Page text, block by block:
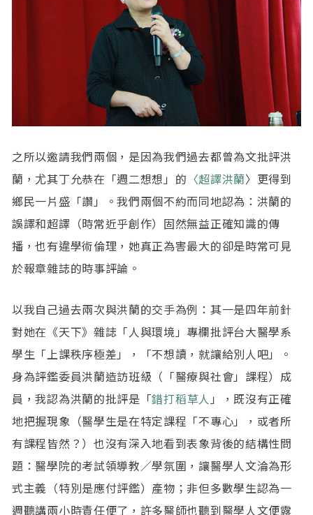
之所以邀請我們兩個，是因為我們過去都曾為文批評洪
蘭，尤其丁允恭在「週二想想」的 〈超譯洪蘭〉更得到
鄉民一片盛「讚」。我們兩個不約而同地認為：洪蘭的
誤譯和超譯（時常近乎創作）固然無益正確知識的傳
播，也有違學術倫理，她真正為害最大的卻是時常可見
於報章雜誌的時事評論。
以我自己過去兩次與洪蘭的交手為例：其一是四年前針
對她在《天下》雜誌「人與環境」專欄批評台大醫學系
學生「上課秩序極差」，「不想讀，就讓給別人吧」。
身為評鑑委員洪蘭造訪班級（「醫療與社會」課程）成
員，我認為洪蘭的批評是「錯打稻草人 」，既沒有正確
地把握現象（醫學生是在特定課程「不專心」，或者所
有課程皆然？）也沒有深入地看到表象背後的結構性問
題：醫學院的考試領導教／學氛圍，讓醫學人文淪為形
式主義（特別是應付評鑑）產物；非但多數學生認為一
週聽講兩小時責任便了，許多醫師也聽到醫學人文便露